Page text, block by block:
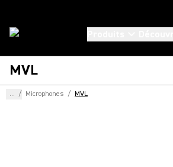
MVL
... / Microphones / MVL